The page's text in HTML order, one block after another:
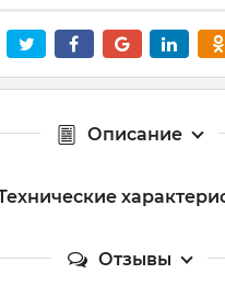
Описание
Отзывы